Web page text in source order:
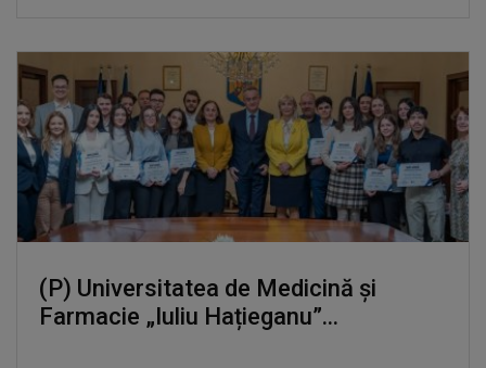
(P) Universitatea de Medicină și
Farmacie „Iuliu Hațieganu”...